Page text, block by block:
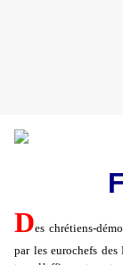
Des chrétiens-
par les eurochefs